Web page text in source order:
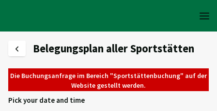
Belegungsplan aller Sportstätten
Die Buchungsanfrage im Bereich "Sportstättenbuchung" auf der
Website gestellt werden.
Pick your date and time